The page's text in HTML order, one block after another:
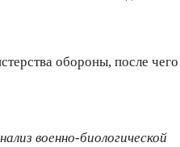
обороны, после чего
военно-биологической